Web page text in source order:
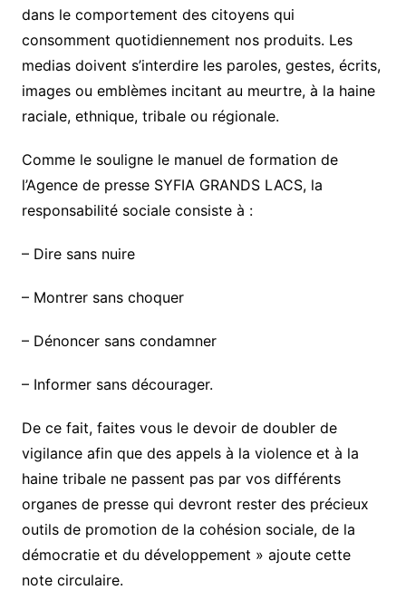
dans le comportement des citoyens qui
consomment quotidiennement nos produits. Les
medias doivent s’interdire les paroles, gestes, écrits,
images ou emblèmes incitant au meurtre, à la haine
raciale, ethnique, tribale ou régionale.
Comme le souligne le manuel de formation de
l’Agence de presse SYFIA GRANDS LACS, la
responsabilité sociale consiste à :
– Dire sans nuire
– Montrer sans choquer
– Dénoncer sans condamner
– Informer sans décourager.
De ce fait, faites vous le devoir de doubler de
vigilance afin que des appels à la violence et à la
haine tribale ne passent pas par vos différents
organes de presse qui devront rester des précieux
outils de promotion de la cohésion sociale, de la
démocratie et du développement » ajoute cette
note circulaire.